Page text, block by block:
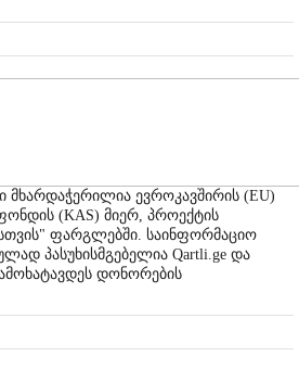
ევროკავშირის (EU)
(KAS) მიერ, პროექტის
ფარგლებში. საინფორმაციო
პასუხისმგებელია Qartli.ge და
დონორების